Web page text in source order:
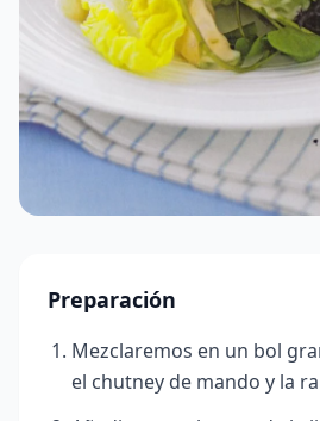
Preparación
Mezclaremos en un bol
el chutney de mando y la